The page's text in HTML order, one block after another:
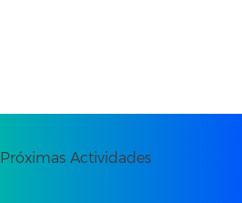
Próximas Actividades